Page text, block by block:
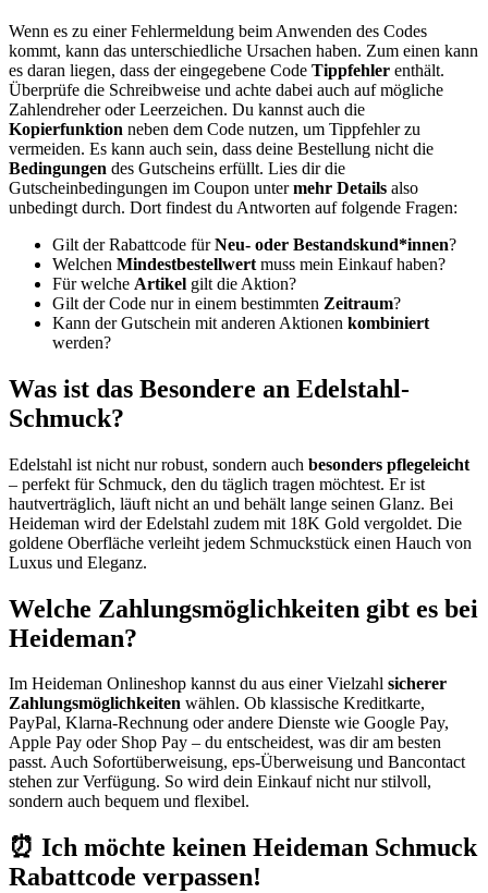
Wenn es zu einer Fehlermeldung beim Anwenden des Codes
kommt, kann das unterschiedliche Ursachen haben. Zum einen kann
es daran liegen, dass der eingegebene Code Tippfehler enthält.
Überprüfe die Schreibweise und achte dabei auch auf mögliche
Zahlendreher oder Leerzeichen. Du kannst auch die
Kopierfunktion neben dem Code nutzen, um Tippfehler zu
vermeiden. Es kann auch sein, dass deine Bestellung nicht die
Bedingungen des Gutscheins erfüllt. Lies dir die
Gutscheinbedingungen im Coupon untermehr Details also
unbedingt durch. Dort findest du Antworten auf folgende Fragen:
Gilt der Rabattcode fürNeu- oder Bestandskund*innen?
Welchen Mindestbestellwert muss mein Einkauf haben?
Für welche Artikel gilt die Aktion?
Gilt der Code nur in einem bestimmten Zeitraum?
Kann der Gutschein mit anderen Aktionen kombiniert
werden?
Was ist das Besondere an Edelstahl-
Schmuck?
Edelstahl ist nicht nur robust, sondern auch besonders pflegeleicht
– perfekt für Schmuck, den du täglich tragen möchtest. Er ist
hautverträglich, läuft nicht an und behält lange seinen Glanz. Bei
Heideman wird der Edelstahl zudem mit 18K Gold vergoldet. Die
goldene Oberfläche verleiht jedem Schmuckstück einen Hauch von
Luxus und Eleganz.
Welche Zahlungsmöglichkeiten gibt es bei
Heideman?
Im Heideman Onlineshop kannst du aus einer Vielzahl sicherer
Zahlungsmöglichkeiten wählen. Ob klassische Kreditkarte,
PayPal, Klarna-Rechnung oder andere Dienste wie Google Pay,
Apple Pay oder Shop Pay – du entscheidest, was dir am besten
passt. Auch Sofortüberweisung, eps-Überweisung und Bancontact
stehen zur Verfügung. So wird dein Einkauf nicht nur stilvoll,
sondern auch bequem und flexibel.
⏰ Ich möchte keinen Heideman Schmuck
Rabattcode verpassen!